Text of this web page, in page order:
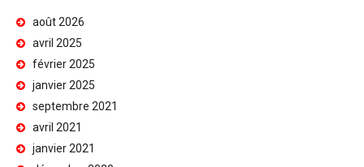
août 2026
avril 2025
février 2025
janvier 2025
septembre 2021
avril 2021
janvier 2021